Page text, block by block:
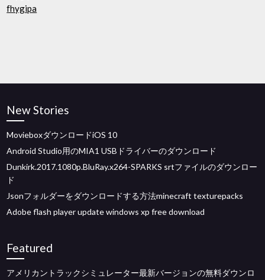
fhygipa
New Stories
MovieboxダウンロードiOS 10
Android Studio用のMIA1 USBドライバーのダウンロード
Dunkirk.2017.1080p.BluRay.x264-SPARKS srtファイルのダウンロー
ド
Jsonフォルダーをダウンロードする方法minecraft texturepacks
Adobe flash player update windows xp free download
Featured
アメリカントラックシミュレーター最新バージョンの無料ダウンロ